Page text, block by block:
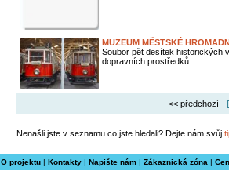
MUZEUM MĚSTSKÉ
Soubor pět desítek historických
dopravních prostředků ...
<< předchozí
Nenašli jste v seznamu co jste hledali? Dejte nám svůj
O projektu| Kontakty| Napište nám| Zákaznická zóna |